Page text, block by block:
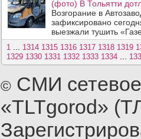
(фото) В Тольятти
Возгорание в
зафиксировано
выезжали тушить
1 1314 1315 1316 1317 1318 1319
1329 1330 1331 1332 1333 1334
© СМИ
«TLTgorod»